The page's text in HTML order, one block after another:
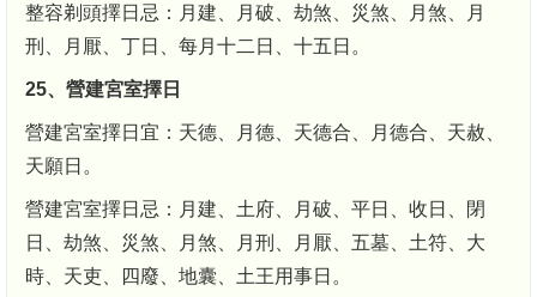
整容剃頭擇日忌：月建、月破、劫煞、災煞、月煞、月
刑、月厭、丁日、每月十二日、十五日。
25、營建宮室擇日
營建宮室擇日宜：天德、月德、天德合、月德合、天赦、
天願日。
營建宮室擇日忌：月建、土府、月破、平日、收日、閉
日、劫煞、災煞、月煞、月刑、月厭、五墓、土符、大
時、天吏、四廢、地囊、土王用事日。